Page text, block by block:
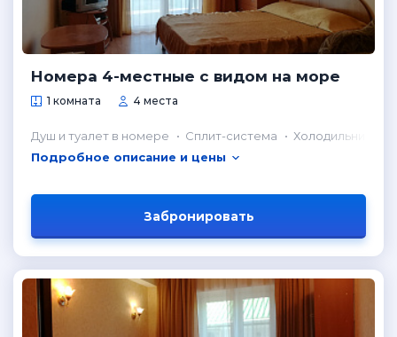
Номера 4-местные с видом на море
1 комната 4 места
Душ и туалет в номере Сплит-система
Холодильник в
Подробное описание и цены
Забронировать